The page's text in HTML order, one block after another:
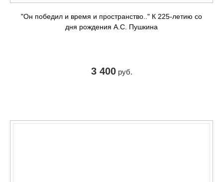
"Он победил и время и пространство.." К 225-летию со
дня рождения А.С. Пушкина
3 400руб.